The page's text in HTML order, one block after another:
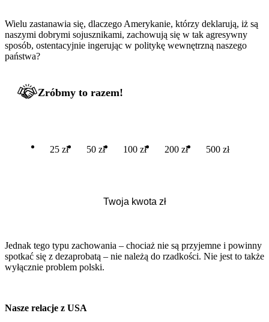
Wielu zastanawia się, dlaczego Amerykanie, którzy deklarują, iż są
naszymi dobrymi sojusznikami, zachowują się w tak agresywny
sposób, ostentacyjnie ingerując w politykę wewnętrzną naszego
państwa?
Zróbmy to razem!
25 zł 50 zł 100 zł 200 zł 500 zł
Jednak tego typu zachowania – chociaż nie są przyjemne i powinny
spotkać się z dezaprobatą – nie należą do rzadkości. Nie jest to także
wyłącznie problem polski.
Nasze relacje z USA